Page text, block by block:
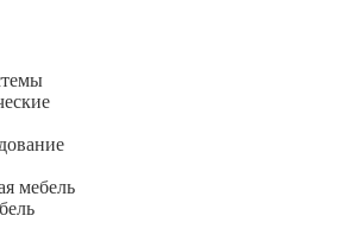
мебель